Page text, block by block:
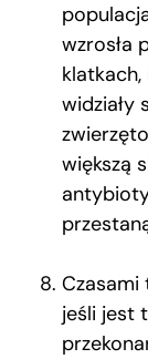
wzrosła
widziały
większą
jeśli jest